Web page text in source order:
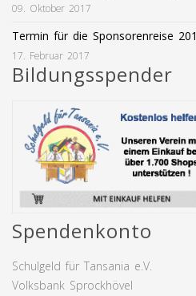
09. Oktober 2017
Termin für die Sponsorenreise
17. Februar 2017
Bildungsspender
Spendenkonto
Schulgeld für Tansania e.V.
Volksbank Sprockhövel